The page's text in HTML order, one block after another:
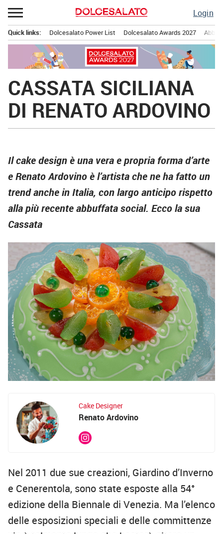
Passa
al
contenuto
Login
principale
Quick links: Dolcesalato Power List Dolcesalato Awards 2027
CASSATA SICILIANA
DI RENATO ARDOVINO
Il cake design è una vera e propria forma d’arte
e Renato Ardovino è l’artista che ne ha fatto un
trend anche in Italia, con largo anticipo rispetto
alla più recente abbuffata social. Ecco la sua
Cassata
Cake Designer
Renato Ardovino
Nel 2011 due sue creazioni, Giardino d’Inverno
e Cenerentola, sono state esposte alla 54°
edizione della Biennale di Venezia. Ma l’elenco
delle esposizioni speciali e delle committenze